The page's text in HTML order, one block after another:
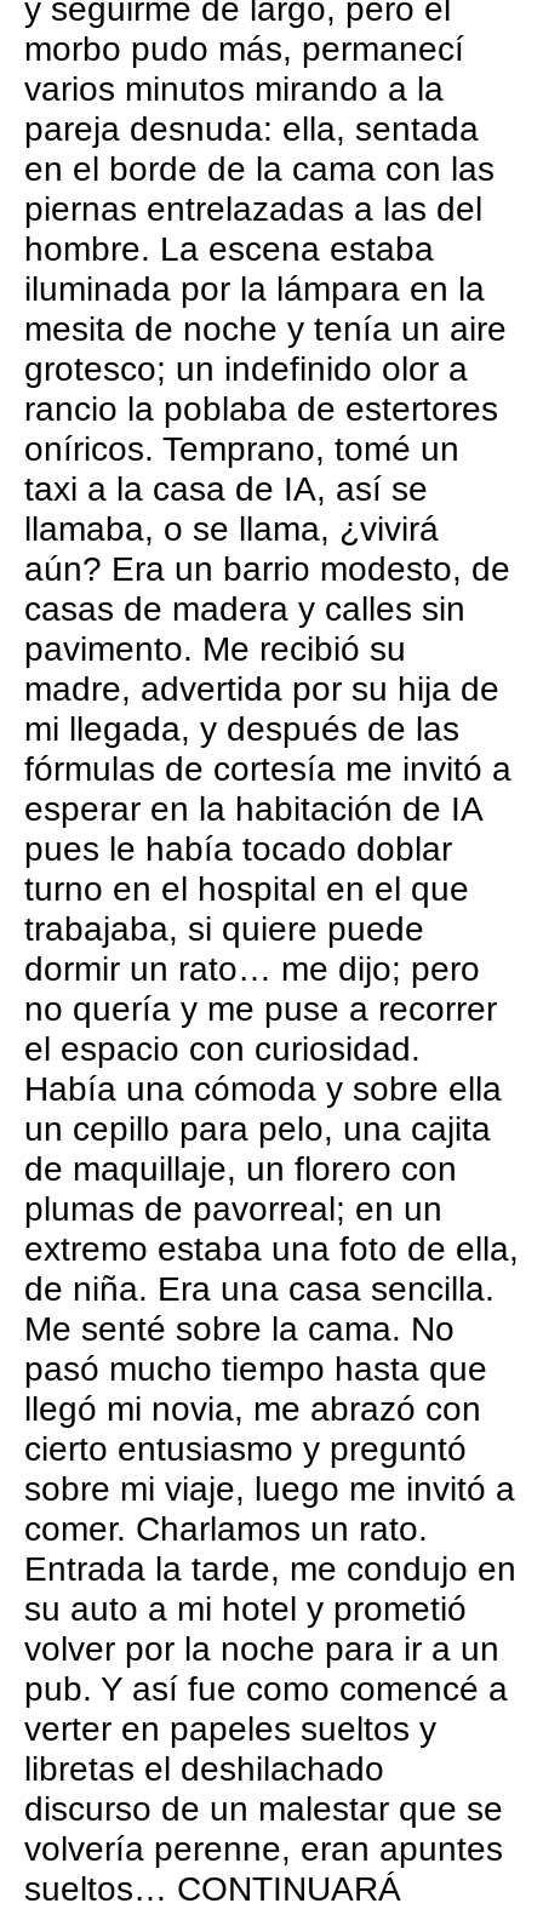
y seguirme de largo, pero el
morbo pudo más, permanecí
varios minutos mirando a la
pareja desnuda: ella, sentada
en el borde de la cama con las
piernas entrelazadas a las del
hombre. La escena estaba
iluminada por la lámpara en la
mesita de noche y tenía un aire
grotesco; un indefinido olor a
rancio la poblaba de estertores
oníricos. Temprano, tomé un
taxi a la casa de IA, así se
llamaba, o se llama, ¿vivirá
aún? Era un barrio modesto, de
casas de madera y calles sin
pavimento. Me recibió su
madre, advertida por su hija de
mi llegada, y después de las
fórmulas de cortesía me invitó a
esperar en la habitación de IA
pues le había tocado doblar
turno en el hospital en el que
trabajaba, si quiere puede
dormir un rato… me dijo; pero
no quería y me puse a recorrer
el espacio con curiosidad.
Había una cómoda y sobre ella
un cepillo para pelo, una cajita
de maquillaje, un florero con
plumas de pavorreal; en un
extremo estaba una foto de ella,
de niña. Era una casa sencilla.
Me senté sobre la cama. No
pasó mucho tiempo hasta que
llegó mi novia, me abrazó con
cierto entusiasmo y preguntó
sobre mi viaje, luego me invitó a
comer. Charlamos un rato.
Entrada la tarde, me condujo en
su auto a mi hotel y prometió
volver por la noche para ir a un
pub. Y así fue como comencé a
verter en papeles sueltos y
libretas el deshilachado
discurso de un malestar que se
volvería perenne, eran apuntes
sueltos… CONTINUARÁ